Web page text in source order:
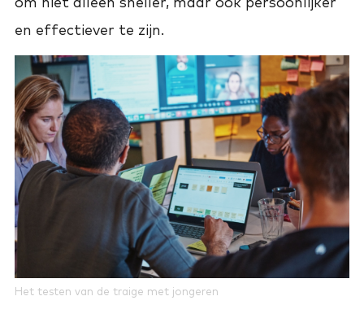
en effectiever te zijn.
Het testen van de traige met jongeren